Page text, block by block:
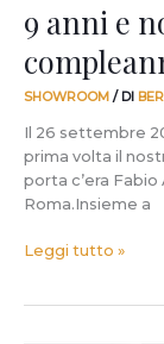
9 anni e
SHOWROOM / DI
Il 26 settembre
prima volta il
porta c’era
Roma.Insieme a
Leggi tutto »